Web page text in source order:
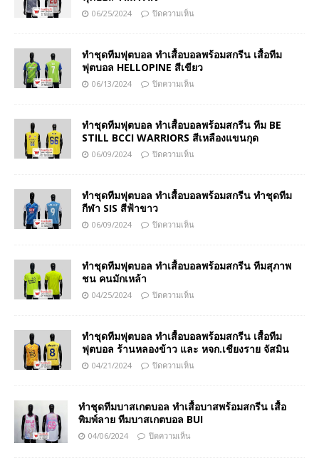
06/25/2024 ปิดความเห็น
ทำชุดทีมฟุตบอล ทำเสื้อบอลพร้อมสกรีน เสื้อทีม
ฟุตบอล HELLOPINE สีเขียว
06/13/2024 ปิดความเห็น
ทำชุดทีมฟุตบอล ทำเสื้อบอลพร้อมสกรีน ทีม BE
STILL BCCI WARRIORS สีเหลืองแขนกุด
06/09/2024 ปิดความเห็น
ทำชุดทีมฟุตบอล ทำเสื้อบอลพร้อมสกรีน ทำชุดทีม
กีฬา SIS สีฟ้าขาว
06/09/2024 ปิดความเห็น
ทำชุดทีมฟุตบอล ทำเสื้อบอลพร้อมสกรีน ทีมสุภาพ
ชน คนมักเหล้า
04/25/2024 ปิดความเห็น
ทำชุดทีมฟุตบอล ทำเสื้อบอลพร้อมสกรีน เสื้อทีม
ฟุตบอล ร้านหลองข้าว และ หจก.เชียงราย จัสมิน
04/21/2024 ปิดความเห็น
ทำชุดทีมบาสเกตบอล ทำเสื้อบาสพร้อมสกรีน เสื้อ
พิมพ์ลาย ทีมบาสเกตบอล BUI
04/06/2024 ปิดความเห็น